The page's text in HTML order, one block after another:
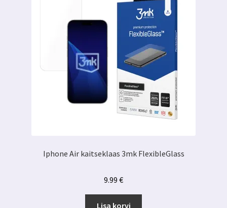
Iphone Air kaitseklaas 3mk FlexibleGlass
9.99 €
Lisa korvi